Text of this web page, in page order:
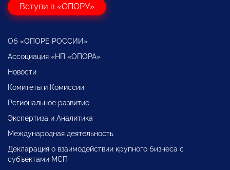
Вступи в «ОПОРУ»
Об «ОПОРЕ РОССИИ»
Ассоциация «НП «ОПОРА»
Новости
Комитеты и Комиссии
Региональное развитие
Экспертиза и Аналитика
Международная деятельность
Декларация о взаимодействии крупного бизнеса с
субъектами МСП